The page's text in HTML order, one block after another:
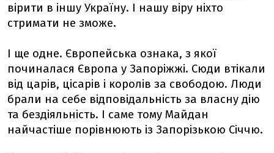
вірити в іншу Україну. І нашу віру ніхто
стримати не зможе.
І ще одне. Європейська ознака, з якої
починалася Європа у Запоріжжі. Сюди втікали
від царів, цісарів і королів за свободою. Люди
брали на себе відповідальність за власну дію
та бездіяльність. І саме тому Майдан
найчастіше порівнюють із Запорізькою Січчю.